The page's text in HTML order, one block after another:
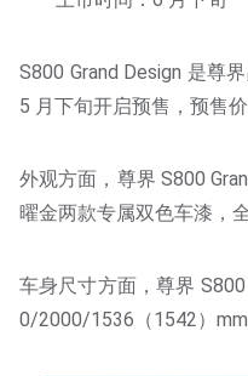
S800 Grand Design 是尊
5 月下旬开启预售，预售
外观方面，尊界 S800
曜金两款专属双色车漆，
车身尺寸方面，尊界
0/2000/1536（1542）